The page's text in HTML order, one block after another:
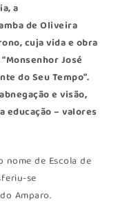
a
de Oliveira
cuja vida e obra
José
do Seu Tempo”.
e visão,
– valores
de Escola de
se
Amparo.